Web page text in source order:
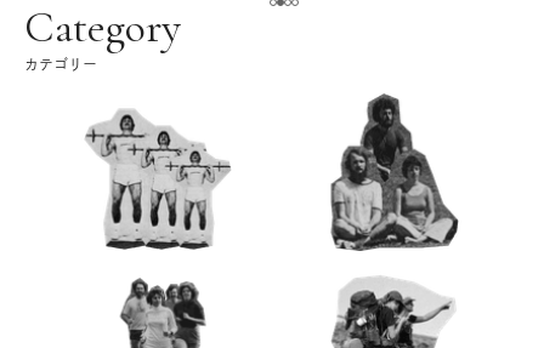
Category
カテゴリー